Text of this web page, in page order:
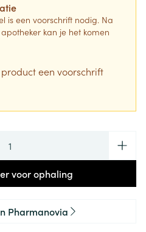
is een voorschrift nodig. Na
kan je het komen
een voorschrift
voor ophaling
Pharmanovia